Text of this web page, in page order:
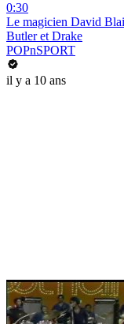
0:30
Le magicien David
Butler et Drake
POPnSPORT
il y a 10 ans